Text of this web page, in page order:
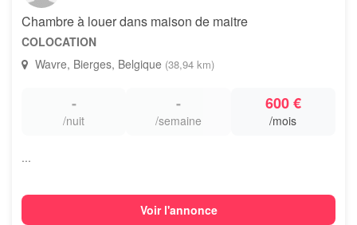
Chambre à louer dans maison de maitre
COLOCATION
Wavre, Bierges, Belgique (38,94 km)
-
/nuit
-
/semaine
600 €
/mois
...
Voir l'annonce